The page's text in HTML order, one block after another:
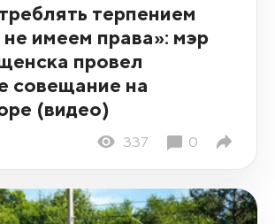
терпением
имеем права»: мэр
провел
совещание на
(видео)
337 0